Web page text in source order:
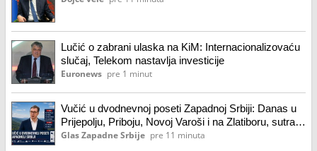
Lučić o zabrani ulaska na KiM: Internacionalizovaću
slučaj, Telekom nastavlja investicije
Euronews pre 1 minut
Vučić u dvodnevnoj poseti Zapadnoj Srbiji: Danas u
Prijepolju, Priboju, Novoj Varoši i na Zlatiboru, sutra u
Ivanjici i Arilju
Glas Zapadne Srbije pre 11 minuta